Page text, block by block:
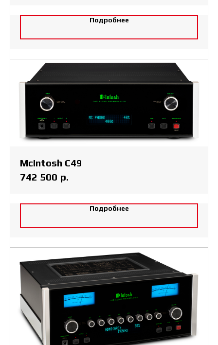
Подробнее
McIntosh C49
742 500 р.
Подробнее